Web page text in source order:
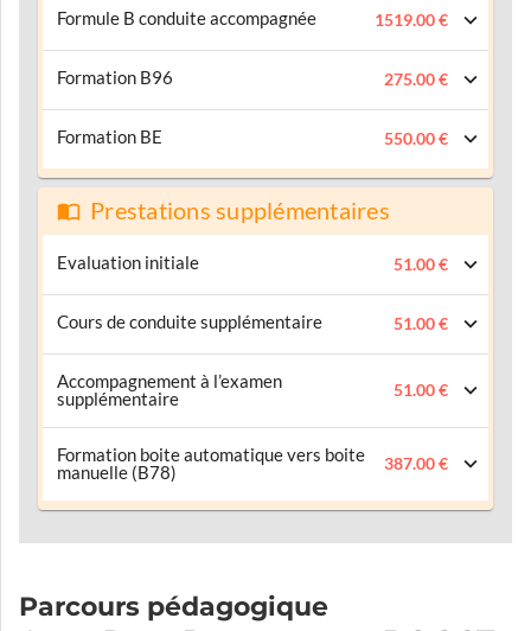
Formule B conduite accompagnée 1519.00 €
Formation B96 275.00 €
Formation BE 550.00 €
Prestations supplémentaires
Evaluation initiale 51.00 €
Cours de conduite supplémentaire 51.00 €
Accompagnement à l’examen
supplémentaire
51.00 €
Formation boite automatique vers boite
manuelle (B78)
387.00 €
Parcours pédagogique